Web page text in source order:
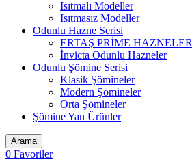
Isıtmalı Modeller
Isıtmasız Modeller
Odunlu Hazne Serisi
ERTAŞ PRİME HAZNELER
İnvicta Odunlu Hazneler
Odunlu Şömine Serisi
Klasik Şömineler
Modern Şömineler
Orta Şömineler
Şömine Yan Ürünler
Arama
0 Favoriler